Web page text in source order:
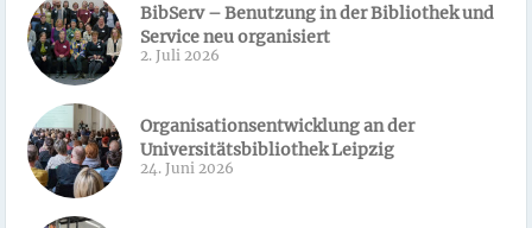
BibServ – Benutzung in der Bibliothek und
Service neu organisiert
2. Juli 2026
Organisationsentwicklung an der
Universitätsbibliothek Leipzig
24. Juni 2026